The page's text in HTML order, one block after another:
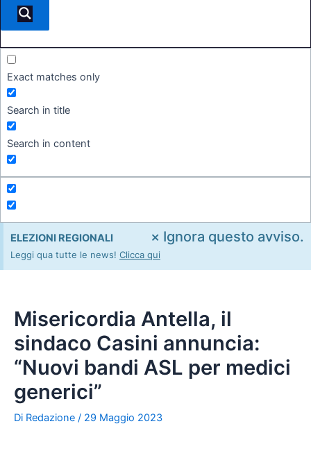
Exact matches only
Search in title
Search in content
ELEZIONI REGIONALI
Leggi qua tutte le news! Clicca qui
× Ignora questo avviso.
Misericordia Antella, il
sindaco Casini annuncia:
“Nuovi bandi ASL per medici
generici”
Di Redazione / 29 Maggio 2023